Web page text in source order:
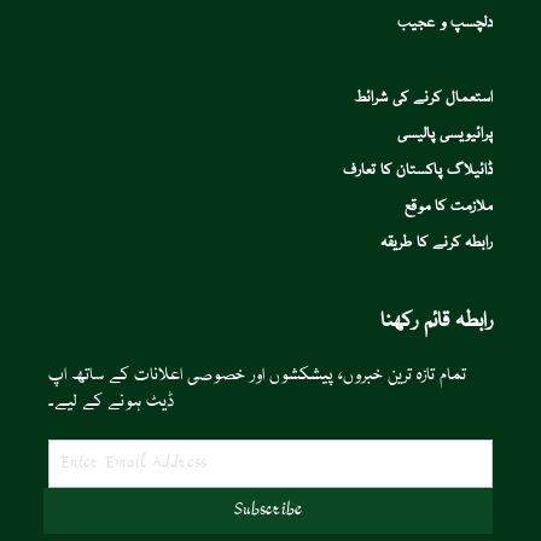
دلچسپ و عجیب
استعمال کرنے کی شرائط
پرائیویسی پالیسی
ڈائیلاگ پاکستان کا تعارف
ملازمت کا موقع
رابطہ کرنے کا طریقہ
رابطہ قائم رکھنا
تمام تازہ ترین خبروں، پیشکشوں اور خصوصی اعلانات کے ساتھ اپ
ڈیٹ ہونے کے لیے۔